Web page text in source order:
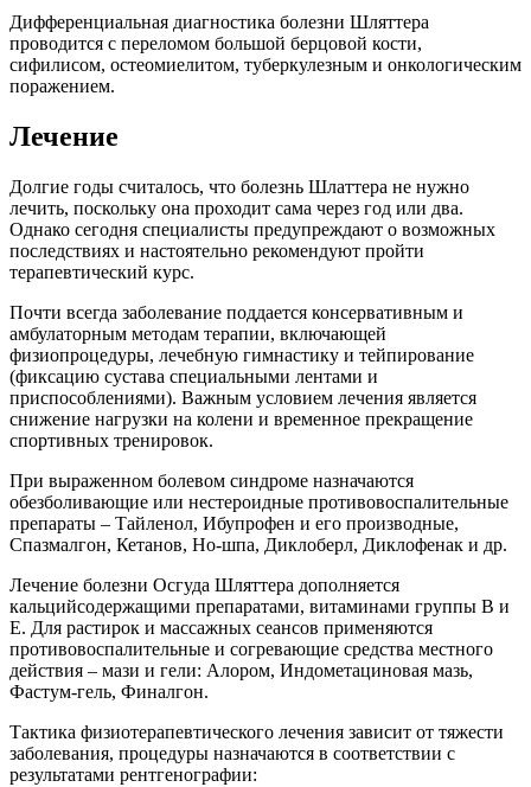
Дифференциальная диагностика болезни Шляттера
проводится с переломом большой берцовой кости,
сифилисом, остеомиелитом, туберкулезным и онкологическим
поражением.
Лечение
Долгие годы считалось, что болезнь Шлаттера не нужно
лечить, поскольку она проходит сама через год или два.
Однако сегодня специалисты предупреждают о возможных
последствиях и настоятельно рекомендуют пройти
терапевтический курс.
Почти всегда заболевание поддается консервативным и
амбулаторным методам терапии, включающей
физиопроцедуры, лечебную гимнастику и тейпирование
(фиксацию сустава специальными лентами и
приспособлениями). Важным условием лечения является
снижение нагрузки на колени и временное прекращение
спортивных тренировок.
При выраженном болевом синдроме назначаются
обезболивающие или нестероидные противовоспалительные
препараты – Тайленол, Ибупрофен и его производные,
Спазмалгон, Кетанов, Но-шпа, Диклоберл, Диклофенак и др.
Лечение болезни Осгуда Шляттера дополняется
кальцийсодержащими препаратами, витаминами группы В и
Е. Для растирок и массажных сеансов применяются
противовоспалительные и согревающие средства местного
действия – мази и гели: Алором, Индометациновая мазь,
Фастум-гель, Финалгон.
Тактика физиотерапевтического лечения зависит от тяжести
заболевания, процедуры назначаются в соответствии с
результатами рентгенографии: